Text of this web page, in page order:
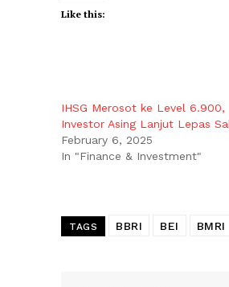
Like this:
IHSG Merosot ke Level 6.900,
Investor Asing Lanjut Lepas
February 6, 2025
In "Finance & Investment"
TAGS BBRI BEI BMRI